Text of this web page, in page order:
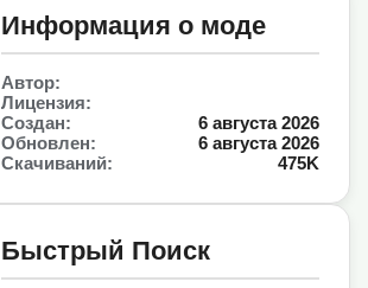
Информация о моде
Автор:
Лицензия:
Создан:
6 августа 2026
Обновлен:
6 августа 2026
Скачиваний:
475K
Быстрый Поиск